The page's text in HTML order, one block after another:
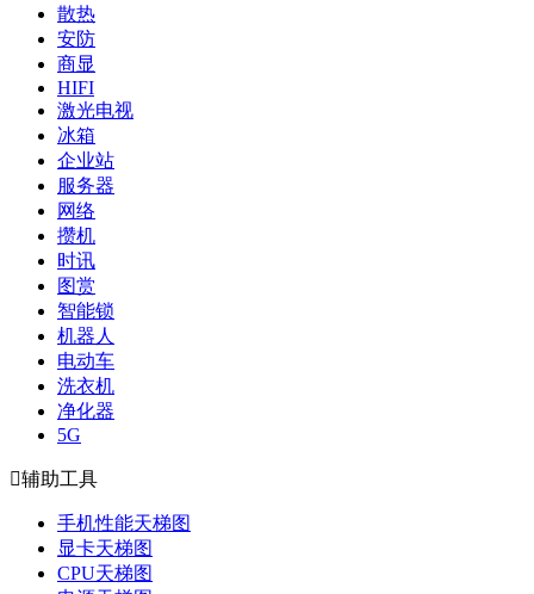
散热
安防
商显
HIFI
激光电视
冰箱
企业站
服务器
网络
攒机
时讯
图赏
智能锁
机器人
电动车
洗衣机
净化器
5G
辅助工具
手机性能天梯图
显卡天梯图
CPU天梯图